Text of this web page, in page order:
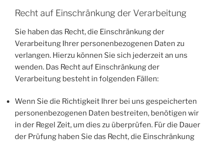
Recht auf Einschränkung der Verarbeitung
Sie haben das Recht, die Einschränkung der
Verarbeitung Ihrer personenbezogenen Daten zu
verlangen. Hierzu können Sie sich jederzeit an uns
wenden. Das Recht auf Einschränkung der
Verarbeitung besteht in folgenden Fällen:
Wenn Sie die Richtigkeit Ihrer bei uns gespeicherten
personenbezogenen Daten bestreiten, benötigen wir
in der Regel Zeit, um dies zu überprüfen. Für die Dauer
der Prüfung haben Sie das Recht, die Einschränkung